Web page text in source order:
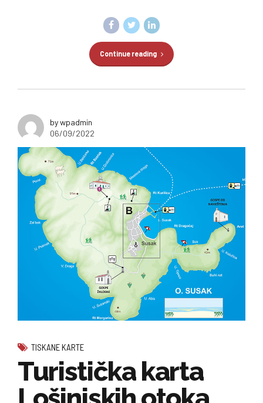
Continue reading
by wpadmin
06/09/2022
TISKANE KARTE
Turistička karta